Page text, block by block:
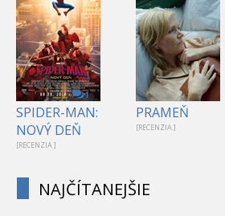
1
SPIDER-MAN:
NOVÝ DEŇ
[RECENZIA ]
PRAMEŇ
[RECENZIA ]
NAJČÍTANEJŠIE